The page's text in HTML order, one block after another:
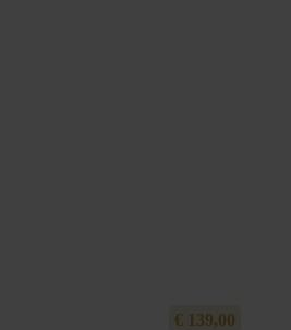
€ 139,00